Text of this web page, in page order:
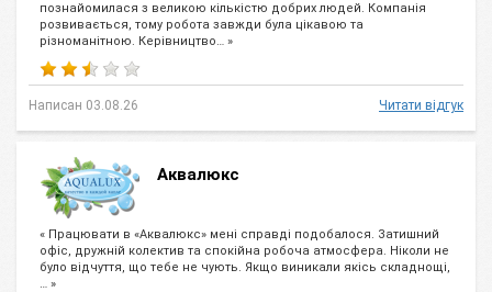
познайомилася з великою кількістю добрих людей. Компанія
розвивається, тому робота завжди була цікавою та
різноманітною. Керівництво… »
Написан 03.08.26 Читати відгук
Аквалюкс
« Працювати в «Аквалюкс» мені справді подобалося. Затишний
офіс, дружній колектив та спокійна робоча атмосфера. Ніколи не
було відчуття, що тебе не чують. Якщо виникали якісь складнощі,
… »